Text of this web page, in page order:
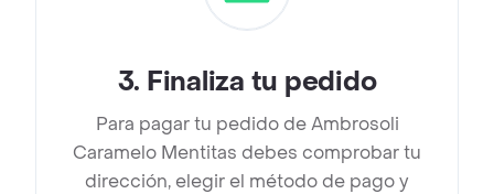
3. Finaliza tu pedido
Para pagar tu pedido de Ambrosoli
Caramelo Mentitas debes comprobar tu
dirección, elegir el método de pago y